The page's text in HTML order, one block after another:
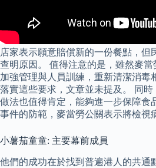
店家表示願意賠償新的一份餐點，但
查明原因。 值得注意的是，雖然麥
加強管理與人員訓練，重新清潔消毒
落實這些要求，文章並未提及。 同
做法也值得肯定，能夠進一步保障食
事件的防範，麥當勞公關表示將檢視
小薯茄童童: 主要幕前成員
他們的成功在於找到普遍港人的共通